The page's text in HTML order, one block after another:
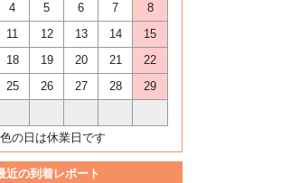
4 5 6 7
8
11 12 13 14
15
18 19 20 21
22
25 26 27 28
29
の日は休業日です
近の到着レポート